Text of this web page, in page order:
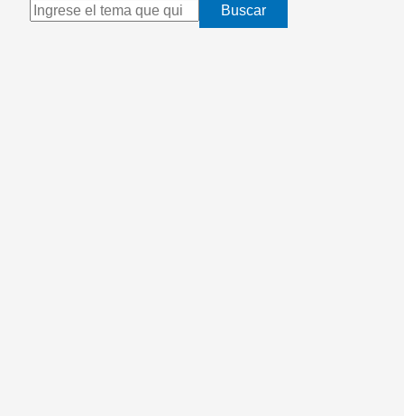
Buscar